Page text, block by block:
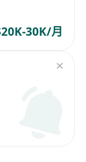
30K/月